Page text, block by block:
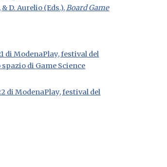
D. Aurelio (Eds.),Board Game
di ModenaPlay, festival del
di Game Science
2 di ModenaPlay, festival del